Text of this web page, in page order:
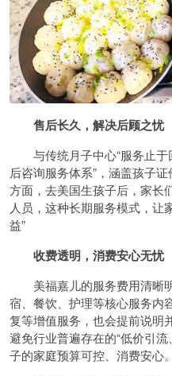
售后长久，解决后顾之忧
与传统月子中心“服务止于
后咨询服务体系”，涵盖孩子
方面，去美国生孩子后，家长
人员，这种长期服务模式，让
益”
收费透明，消费安心无忧
美福嘉儿的服务费用清晰
宿、餐饮、护理等核心服务内
复等增值服务，也会提前说明
避免行业普遍存在的“低价引
子的家庭预算可控、消费安心。